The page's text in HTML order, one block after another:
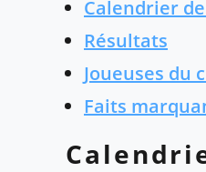
Calendrier
Résultats
Joueuses du
Faits